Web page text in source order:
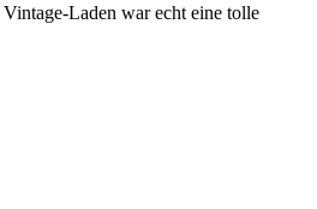
Laden war echt eine tolle